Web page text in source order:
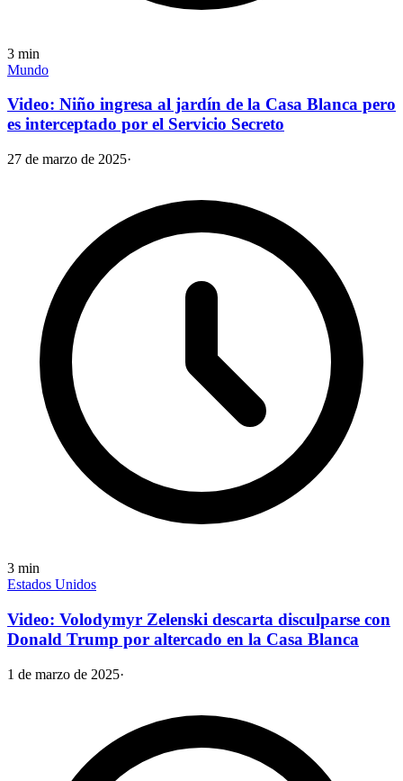
3 min
Mundo
Video: Niño ingresa al jardín de la Casa Blanca pero
es interceptado por el Servicio Secreto
27 de marzo de 2025·
3 min
Estados Unidos
Video: Volodymyr Zelenski descarta disculparse con
Donald Trump por altercado en la Casa Blanca
1 de marzo de 2025·